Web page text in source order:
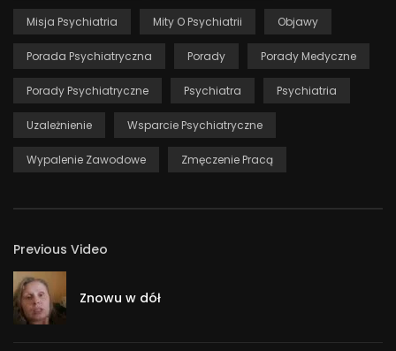
08:52 – Leki
#misjapsychiatria #wypaleniezawodowe #burnout
1 521
Misja Psychiatria Mity O Psychiatrii Objawy
Porada Psychiatryczna Porady Porady Medyczne
Porady Psychiatryczne Psychiatra Psychiatria
Uzależnienie Wsparcie Psychiatryczne
Wypalenie Zawodowe Zmęczenie Pracą
Previous Video
Znowu w dół